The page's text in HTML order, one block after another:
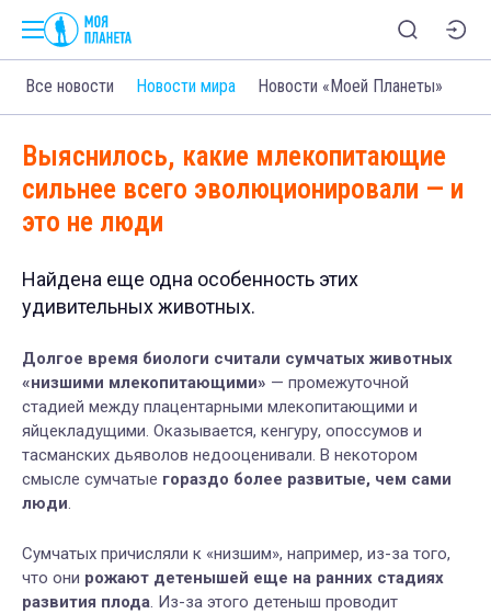
Все новости Новости мира Новости «Моей Планеты»
Выяснилось, какие млекопитающие
сильнее всего эволюционировали — и
это не люди
Найдена еще одна особенность этих
удивительных животных.
Долгое время биологи считали сумчатых животных
«низшими млекопитающими» — промежуточной
стадией между плацентарными млекопитающими и
яйцекладущими. Оказывается, кенгуру, опоссумов и
тасманских дьяволов недооценивали. В некотором
смысле сумчатые гораздо более развитые, чем сами
люди.
Сумчатых причисляли к «низшим», например, из-за того,
что они рожают детенышей еще на ранних стадиях
развития плода. Из-за этого детеныш проводит